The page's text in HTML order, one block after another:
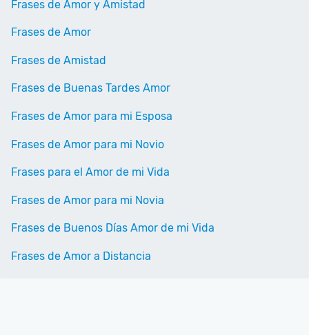
Frases de Amor y Amistad
Frases de Amor
Frases de Amistad
Frases de Buenas Tardes Amor
Frases de Amor para mi Esposa
Frases de Amor para mi Novio
Frases para el Amor de mi Vida
Frases de Amor para mi Novia
Frases de Buenos Días Amor de mi Vida
Frases de Amor a Distancia